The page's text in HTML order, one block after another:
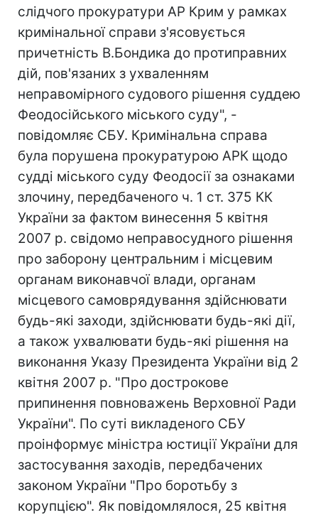
слідчого прокуратури АР Крим у рамках
кримінальної справи з'ясовується
причетність В.Бондика до протиправних
дій, пов'язаних з ухваленням
неправомірного судового рішення суддею
Феодосійського міського суду", -
повідомляє СБУ. Кримінальна справа
була порушена прокуратурою АРК щодо
судді міського суду Феодосії за ознаками
злочину, передбаченого ч. 1 ст. 375 КК
України за фактом винесення 5 квітня
2007 р. свідомо неправосудного рішення
про заборону центральним і місцевим
органам виконавчої влади, органам
місцевого самоврядування здійснювати
будь-які заходи, здійснювати будь-які дії,
а також ухвалювати будь-які рішення на
виконання Указу Президента України від 2
квітня 2007 р. "Про дострокове
припинення повноважень Верховної Ради
України". По суті викладеного СБУ
проінформує міністра юстиції України для
застосування заходів, передбачених
законом України "Про боротьбу з
корупцією". Як повідомлялося, 25 квітня